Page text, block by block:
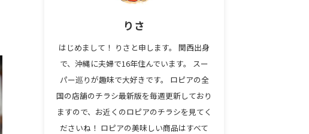
りさ
はじめまして！ りさと申します。 関西出身
で、沖縄に夫婦で16年住んでいます。 スー
パー巡りが趣味で大好きです。 ロピアの全
国の店舗のチラシ最新版を毎週更新しており
ますので、お近くのロピアのチラシを見てく
ださいね！ ロピアの美味しい商品はすべて